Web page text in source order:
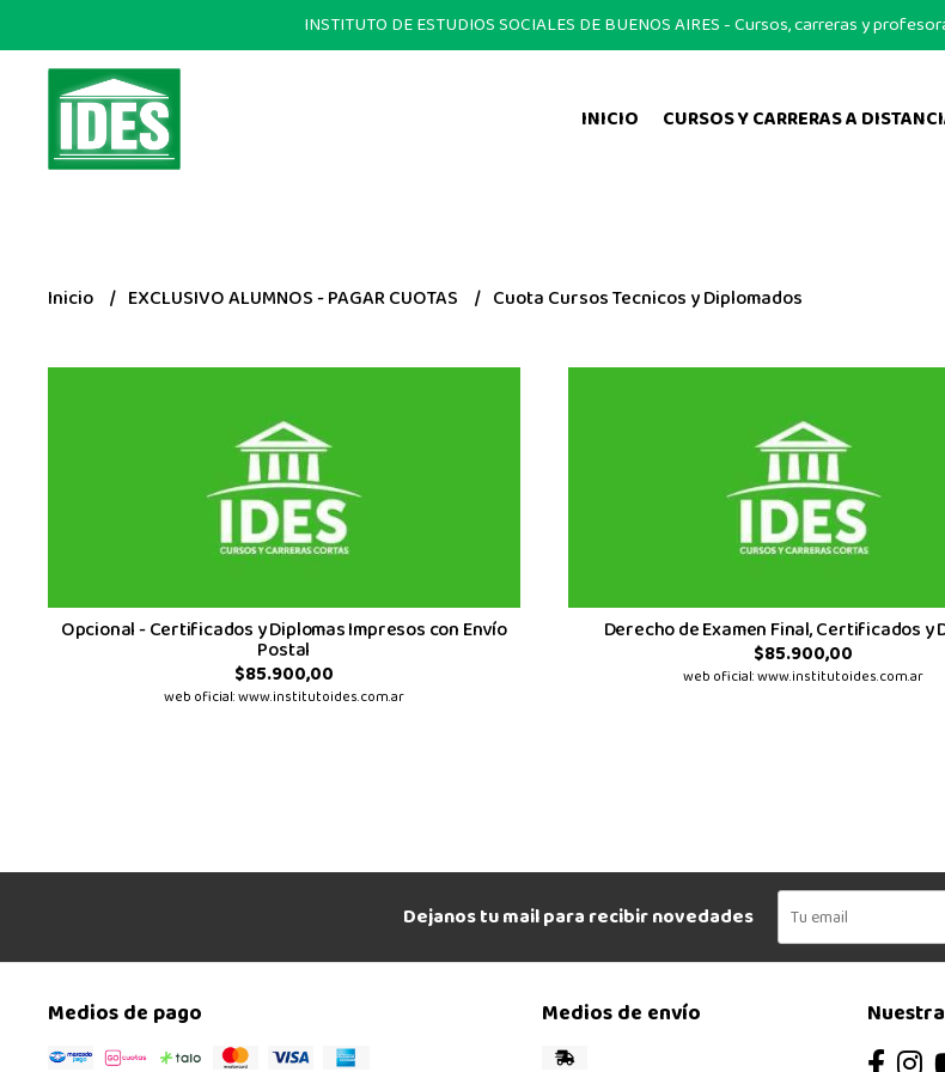
INSTITUTO DE ESTUDIOS SOCIALES DE BUENOS AIRES - Cursos, carreras y
INICIO CURSOS Y CARRERAS A
Inicio EXCLUSIVO ALUMNOS - PAGAR CUOTAS Cuota Cursos Tecnicos y Diplomados
Opcional - Certificados y Diplomas Impresos con Envío
Postal
$85.900,00
web oficial: www.institutoides.com.ar
Derecho de Examen Final, Certificados y
$85.900,00
web oficial: www.institutoides.com.ar
Dejanos tu mail para recibir novedades
Medios de pago Medios de envío